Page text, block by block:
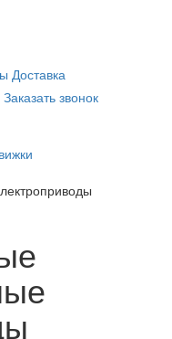
Доставка
Заказать звонок